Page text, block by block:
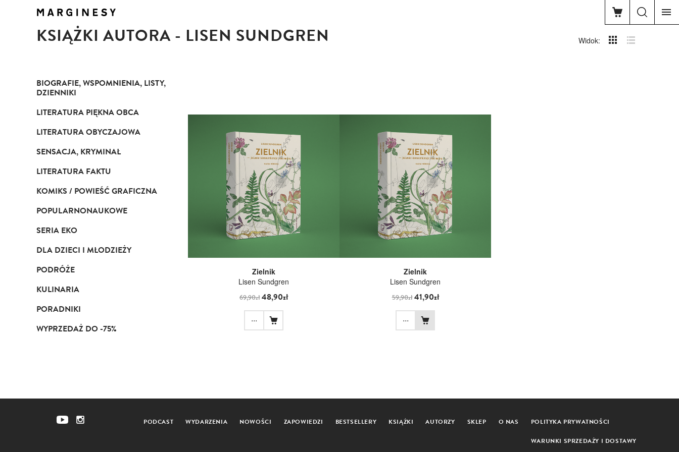
KSIĄŻKI AUTORA - LISEN SUNDGREN Widok:
BIOGRAFIE, WSPOMNIENIA, LISTY,
DZIENNIKI
LITERATURA PIĘKNA OBCA
LITERATURA OBYCZAJOWA
SENSACJA, KRYMINAŁ
LITERATURA FAKTU
KOMIKS / POWIEŚĆ GRAFICZNA
POPULARNONAUKOWE
SERIA EKO
DLA DZIECI I MŁODZIEŻY
PODRÓŻE
KULINARIA
PORADNIKI
WYPRZEDAŻ DO -75%
Zielnik
Lisen Sundgren
69,90zł48,90zł
...
Zielnik
Lisen Sundgren
59,90zł41,90zł
...
PODCAST WYDARZENIA NOWOŚCI ZAPOWIEDZI BESTSELLERY KSIĄŻKI AUTORZY SKLEP O NAS POLITYKA PRYWATNOŚCI
WARUNKI SPRZEDAŻY I DOSTAWY